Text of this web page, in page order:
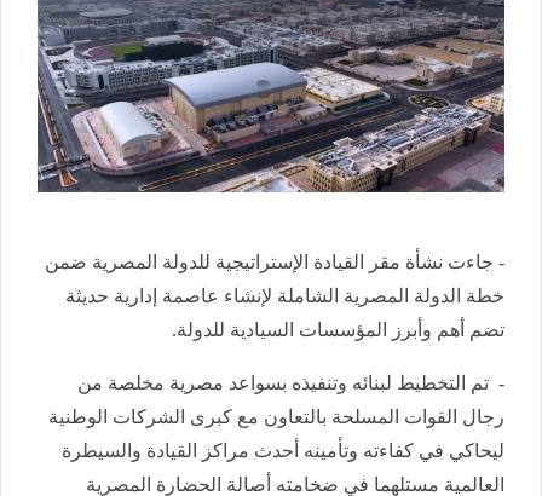
- جاءت نشأة مقر القيادة الإستراتيجية للدولة المصرية ضمن
خطة الدولة المصرية الشاملة لإنشاء عاصمة إدارية حديثة
تضم أهم وأبرز المؤسسات السيادية للدولة.
- تم التخطيط لبنائه وتنفيذه بسواعد مصرية مخلصة من
رجال القوات المسلحة بالتعاون مع كبرى الشركات الوطنية
ليحاكي في كفاءته وتأمينه أحدث مراكز القيادة والسيطرة
العالمية مستلهما في ضخامته أصالة الحضارة المصرية